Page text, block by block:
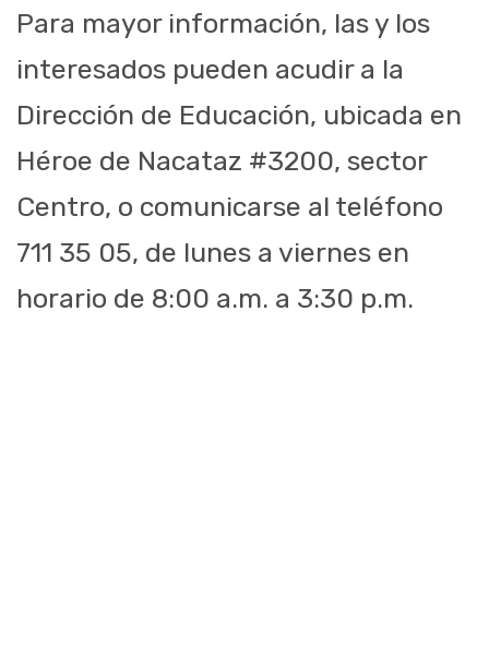
Para mayor información, las y los
interesados pueden acudir a la
Dirección de Educación, ubicada en
Héroe de Nacataz #3200, sector
Centro, o comunicarse al teléfono
711 35 05, de lunes a viernes en
horario de 8:00 a.m. a 3:30 p.m.